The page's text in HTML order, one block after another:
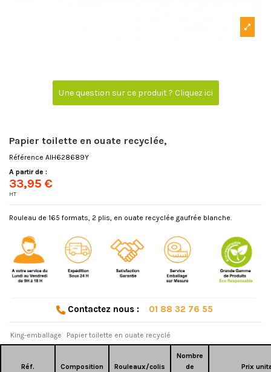
Une question sur ce produit ? Cliquez ici
Papier toilette en ouate recyclée,
Référence AIH628689Y
A partir de :
33,95 €
HT
Rouleau de 165 formats, 2 plis, en ouate recyclée gaufrée blanche.
Contactez nous : 01 88 32 76 55
King-emballage Papier toilette en ouate recyclé
Réf. Composition Rouleaux/colis
Nombre
de
Prix